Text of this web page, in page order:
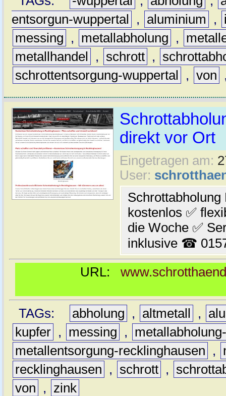
entsorgun-wuppertal
, aluminium ,
messing
, metallabholung ,
metallhandel
, schrott ,
schrottentsorgung-wuppertal
, von
direkt vor Ort
Eingetragen am:
User:
Schrottabholung
kostenlos ✅
die Woche ✅
inklusive ☎
URL:
TAGs: abholung , altmetall ,
kupfer , messing ,
metallentsorgung-recklinghausen
,
recklinghausen
, schrott ,
von
, zink